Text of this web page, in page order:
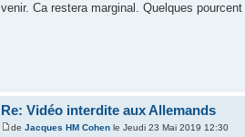
venir. Ca restera marginal. Quelques
Re: Vidéo interdite aux Allemands
deJacques HM Cohen le Jeudi 23 Mai 2019 12:30